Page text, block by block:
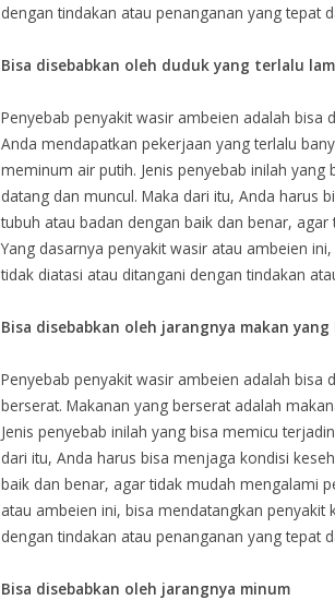
dengan tindakan atau penanganan yang tepat
Bisa disebabkan oleh duduk yang terlalu
Penyebab penyakit wasir ambeien adalah bisa
Anda mendapatkan pekerjaan yang terlalu
meminum air putih. Jenis penyebab inilah
datang dan muncul. Maka dari itu, Anda harus
tubuh atau badan dengan baik dan benar,
Yang dasarnya penyakit wasir atau ambeien
tidak diatasi atau ditangani dengan tindakan
Bisa disebabkan oleh jarangnya makan
Penyebab penyakit wasir ambeien adalah bisa
berserat. Makanan yang berserat adalah
Jenis penyebab inilah yang bisa memicu
dari itu, Anda harus bisa menjaga kondisi
baik dan benar, agar tidak mudah mengalami
atau ambeien ini, bisa mendatangkan
dengan tindakan atau penanganan yang tepat
Bisa disebabkan oleh jarangnya minum